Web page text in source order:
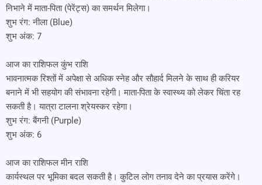
निभाने में माता-पिता (पेरेंट्स) का समर्थन मिलेगा।
शुभ रंग: नीला (Blue)
शुभ अंक: 7
आज का राशिफल कुंभ राशि
भावनात्मक रिश्तों में अपेक्षा से अधिक स्नेह और सौहार्द मिलने के साथ ही करियर
बनाने में भी सहयोग की संभावना रहेगी। माता-पिता के स्वास्थ्य को लेकर चिंता रह
सकती है। यात्रा टालना श्रेयस्कर रहेगा।
शुभ रंग: बैंगनी (Purple)
शुभ अंक: 6
आज का राशिफल मीन राशि
कार्यस्थल पर भूमिका बदल सकती है। कुटिल लोग तनाव देने का प्रयास करेंगे।